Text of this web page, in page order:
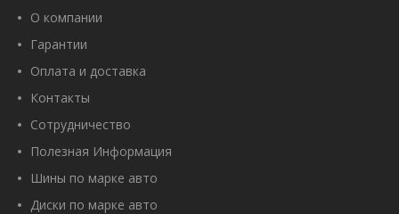
О компании
Гарантии
Оплата и доставка
Контакты
Сотрудничество
Полезная Информация
Шины по марке авто
Диски по марке авто